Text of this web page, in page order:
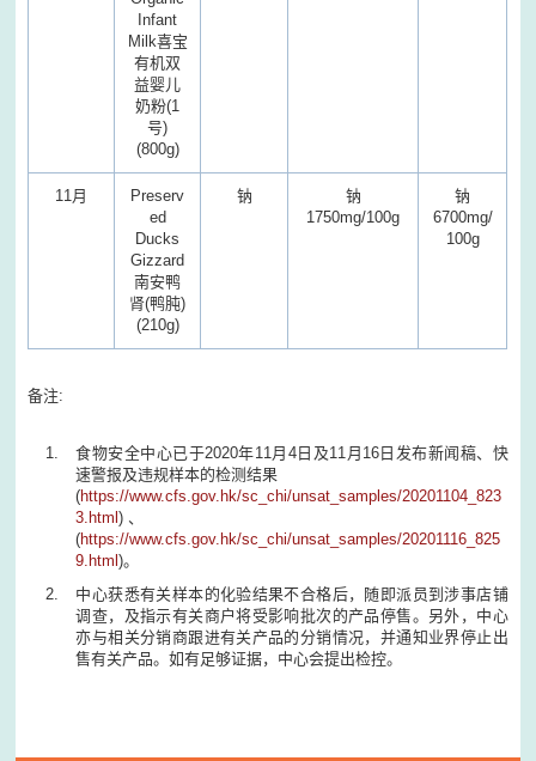
Infant
Milk喜宝
有机双
益婴儿
奶粉(1
号)
(800g)
11月
Preserv
ed
Ducks
Gizzard
南安鸭
肾(鸭肫)
(210g)
钠
钠
1750mg/100g
钠
6700mg/
100g
备注:
食物安全中心已于2020年11 月 4日及11 月 16 日发布新闻稿、快
速警报及违规样本的检测结果
(https://www.cfs.gov.hk/sc_chi/unsat_samples/20201104_823
3.html) 、
(https://www.cfs.gov.hk/sc_chi/unsat_samples/20201116_825
9.html)。
中心获悉有关样本的化验结果不合格后，随即派员到涉事店铺
调查，及指示有关商户将受影响批次的产品停售。另外，中心
亦与相关分销商跟进有关产品的分销情况，并通知业界停止出
售有关产品。如有足够证据，中心会提出检控。